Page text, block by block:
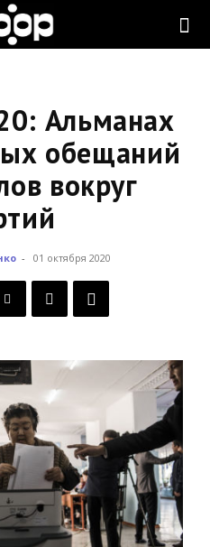
Альманах
обещаний
вокруг
- 01 октября 2020